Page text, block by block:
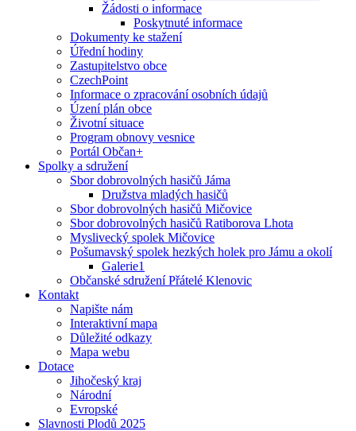
Žádosti o informace
Poskytnuté informace
Dokumenty ke stažení
Úřední hodiny
Zastupitelstvo obce
CzechPoint
Informace o zpracování osobních údajů
Úzení plán obce
Životní situace
Program obnovy vesnice
Portál Občan+
Spolky a sdružení
Sbor dobrovolných hasičů Jáma
Družstva mladých hasičů
Sbor dobrovolných hasičů Mičovice
Sbor dobrovolných hasičů Ratiborova Lhota
Myslivecký spolek Mičovice
Pošumavský spolek hezkých holek pro Jámu a okolí
Galerie1
Občanské sdružení Přátelé Klenovic
Kontakt
Napište nám
Interaktivní mapa
Důležité odkazy
Mapa webu
Dotace
Jihočeský kraj
Národní
Evropské
Slavnosti Plodů 2025